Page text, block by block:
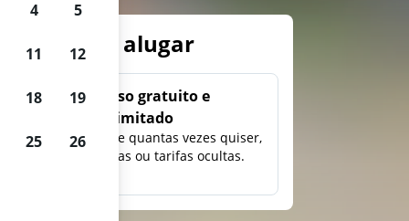
para alugar
Uso gratuito e
ilimitado
Pesquise quantas vezes quiser,
sem taxas ou tarifas ocultas.
4 5
11 12
18 19
25 26